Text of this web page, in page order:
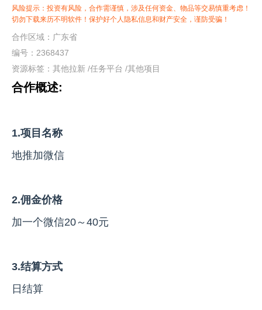
风险提示：投资有风险，合作需谨慎，涉及任何资金、物品等交易慎重考虑！
切勿下载来历不明软件！保护好个人隐私信息和财产安全，谨防受骗！
合作区域：广东省
编号：2368437
资源标签： 其他拉新 /任务平台 /其他项目
合作概述:
1.项目名称
地推加微信
2.佣金价格
加一个微信20～40元
3.结算方式
日结算